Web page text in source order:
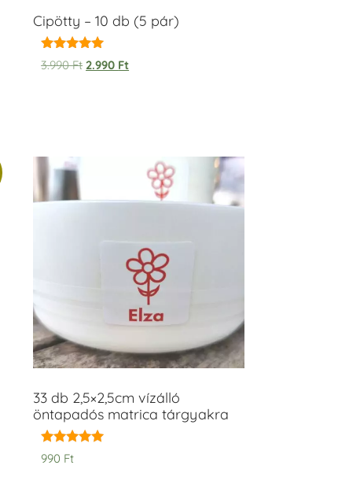
Cipötty – 10 db (5 pár)
Értékelés:
5.00
3.990Ft 2.990 Ft
33 db 2,5×2,5cm vízálló
öntapadós matrica tárgyakra
Értékelés:
5.00
990 Ft